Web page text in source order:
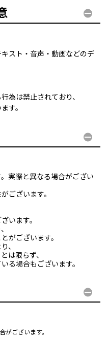
スト・音声・動画などのデ
為は禁止されており、
す。
実際と異なる場合がござい
ございます。
います。
がございます。
、
は限らず、
る場合もございます。
がございます。